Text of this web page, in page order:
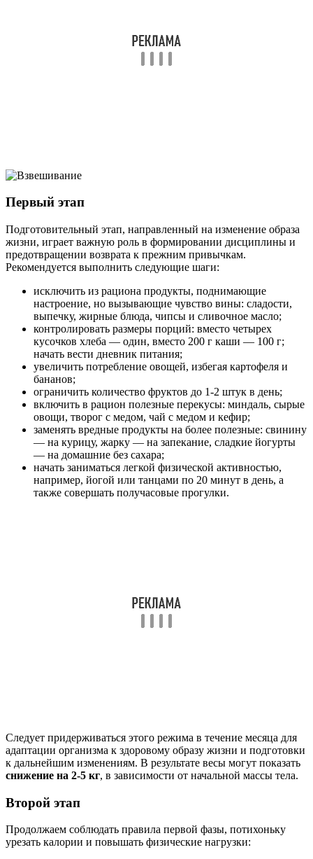
Первый этап
Подготовительный этап, направленный на изменение образа
жизни, играет важную роль в формировании дисциплины и
предотвращении возврата к прежним привычкам.
Рекомендуется выполнить следующие шаги:
исключить из рациона продукты, поднимающие
настроение, но вызывающие чувство вины: сладости,
выпечку, жирные блюда, чипсы и сливочное масло;
контролировать размеры порций: вместо четырех
кусочков хлеба — один, вместо 200 г каши — 100 г;
начать вести дневник питания;
увеличить потребление овощей, избегая картофеля и
бананов;
ограничить количество фруктов до 1-2 штук в день;
включить в рацион полезные перекусы: миндаль, сырые
овощи, творог с медом, чай с медом и кефир;
заменять вредные продукты на более полезные: свинину
— на курицу, жарку — на запекание, сладкие йогурты
— на домашние без сахара;
начать заниматься легкой физической активностью,
например, йогой или танцами по 20 минут в день, а
также совершать получасовые прогулки.
Следует придерживаться этого режима в течение месяца для
адаптации организма к здоровому образу жизни и подготовки
к дальнейшим изменениям. В результате весы могут показать
снижение на 2-5 кг, в зависимости от начальной массы тела.
Второй этап
Продолжаем соблюдать правила первой фазы, потихоньку
урезать калории и повышать физические нагрузки: